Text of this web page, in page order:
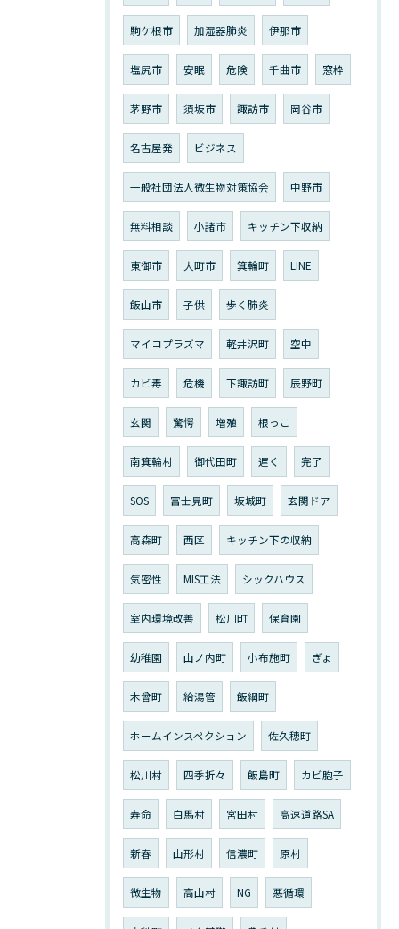
駒ケ根市 加湿器肺炎 伊那市
塩尻市 安眠 危険 千曲市 窓枠
茅野市 須坂市 諏訪市 岡谷市
名古屋発 ビジネス
一般社団法人微生物対策協会 中野市
無料相談 小諸市 キッチン下収納
東御市 大町市 箕輪町 LINE
飯山市 子供 歩く肺炎
マイコプラズマ 軽井沢町 空中
カビ毒 危機 下諏訪町 辰野町
玄関 驚愕 増殖 根っこ
南箕輪村 御代田町 遅く 完了
SOS 富士見町 坂城町 玄関ドア
高森町 西区 キッチン下の収納
気密性 MIS工法 シックハウス
室内環境改善 松川町 保育園
幼稚園 山ノ内町 小布施町 ぎょ
木曾町 給湯管 飯綱町
ホームインスペクション 佐久穂町
松川村 四季折々 飯島町 カビ胞子
寿命 白馬村 宮田村 高速道路SA
新春 山形村 信濃町 原村
微生物 高山村 NG 悪循環